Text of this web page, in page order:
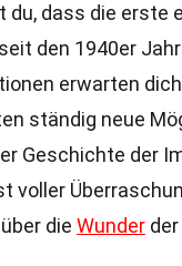
du, dass die
den 1940er
erwarten
ständig neue
Geschichte der
voller
die Wunder